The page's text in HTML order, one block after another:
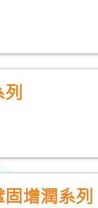
列
增潤系列